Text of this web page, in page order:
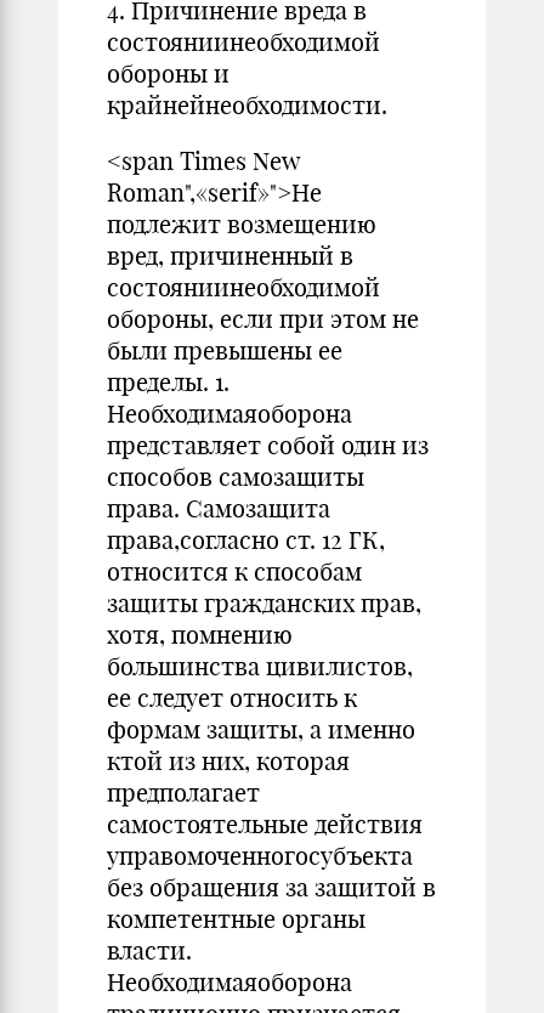
4. Причинение вреда в
состояниинеобходимой
обороны и
крайнейнеобходимости.
<span Times New
Roman",«serif»">Не
подлежит возмещению
вред, причиненный в
состояниинеобходимой
обороны, если при этом не
были превышены ее
пределы. 1.
Необходимаяоборона
представляет собой один из
способов самозащиты
права. Самозащита
права,согласно ст. 12 ГК,
относится к способам
защиты гражданских прав,
хотя, помнению
большинства цивилистов,
ее следует относить к
формам защиты, а именно
ктой из них, которая
предполагает
самостоятельные действия
управомоченногосубъекта
без обращения за защитой в
компетентные органы
власти.
Необходимаяоборона